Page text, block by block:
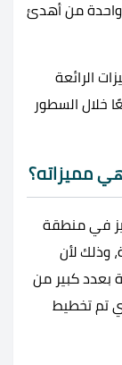
واحدة من أهدئ
الرائعة
خلال السطور
مميزاته؟
في منطقة
وذلك لأن
بعدد كبير من
تم تخطيط